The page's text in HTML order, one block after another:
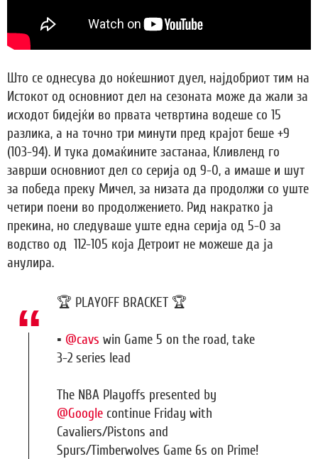
Што се однесува до ноќешниот дуел, најдобриот тим на
Истокот од основниот дел на сезоната може да жали за
исходот бидејќи во првата четвртина водеше со 15
разлика, а на точно три минути пред крајот беше +9
(103-94). И тука домаќините застанаа, Кливленд го
заврши основниот дел со серија од 9-0, а имаше и шут
за победа преку Мичел, за низата да продолжи со уште
четири поени во продолжението. Рид накратко ја
прекина, но следуваше уште една серија од 5-0 за
водство од 112-105 која Детроит не можеше да ја
анулира.
🏆 PLAYOFF BRACKET 🏆
▪️ @cavs win Game 5 on the road, take
3-2 series lead
The NBA Playoffs presented by
@Google continue Friday with
Cavaliers/Pistons and
Spurs/Timberwolves Game 6s on Prime!